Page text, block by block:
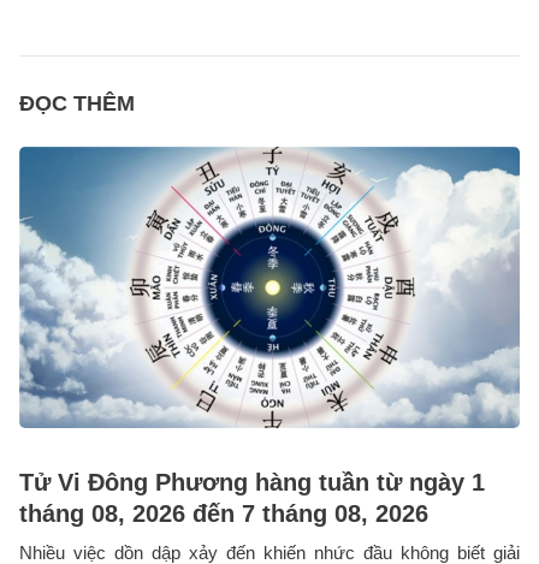
ĐỌC THÊM
Tử Vi Đông Phương hàng tuần từ ngày 1
tháng 08, 2026 đến 7 tháng 08, 2026
Nhiều việc dồn dập xảy đến khiến nhức đầu không biết giải